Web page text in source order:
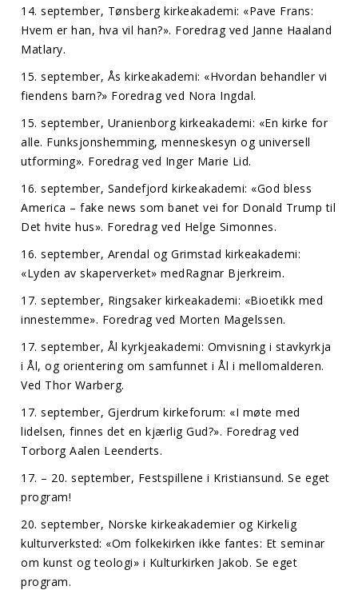
14. september, Tønsberg kirkeakademi: «Pave Frans:
Hvem er han, hva vil han?». Foredrag ved Janne Haaland
Matlary.
15. september, Ås kirkeakademi: «Hvordan behandler vi
fiendens barn?» Foredrag ved Nora Ingdal.
15. september, Uranienborg kirkeakademi: «En kirke for
alle. Funksjonshemming, menneskesyn og universell
utforming». Foredrag ved Inger Marie Lid.
16. september, Sandefjord kirkeakademi: «God bless
America – fake news som banet vei for Donald Trump til
Det hvite hus». Foredrag ved Helge Simonnes.
16. september, Arendal og Grimstad kirkeakademi:
«Lyden av skaperverket» medRagnar Bjerkreim.
17. september, Ringsaker kirkeakademi: «Bioetikk med
innestemme». Foredrag ved Morten Magelssen.
17. september, Ål kyrkjeakademi: Omvisning i stavkyrkja
i Ål, og orientering om samfunnet i Ål i mellomalderen.
Ved Thor Warberg.
17. september, Gjerdrum kirkeforum: «I møte med
lidelsen, finnes det en kjærlig Gud?». Foredrag ved
Torborg Aalen Leenderts.
17. – 20. september, Festspillene i Kristiansund. Se eget
program!
20. september, Norske kirkeakademier og Kirkelig
kulturverksted: «Om folkekirken ikke fantes: Et seminar
om kunst og teologi» i Kulturkirken Jakob. Se eget
program.